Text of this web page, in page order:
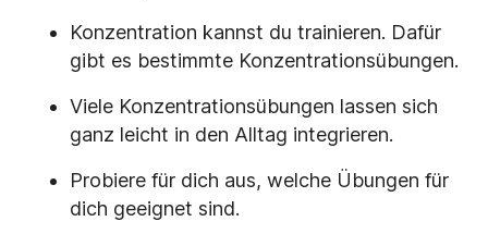
Konzentration kannst du trainieren. Dafür
gibt es bestimmte Konzentrationsübungen.
Viele Konzentrationsübungen lassen sich
ganz leicht in den Alltag integrieren.
Probiere für dich aus, welche Übungen für
dich geeignet sind.